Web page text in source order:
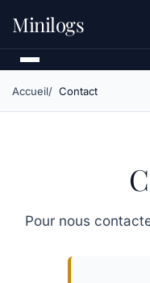
Minilogs
Accueil Contact
Pour nous